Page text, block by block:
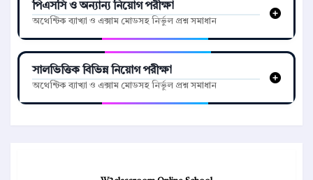
পিএসসি ও অন্যান্য নিয়োগ পরীক্ষা
অথেন্টিক ব্যাখ্যা ও এক্সাম মোডসহ নির্ভুল প্রশ্ন সমাধান
সালভিত্তিক বিভিন্ন নিয়োগ পরীক্ষা
অথেন্টিক ব্যাখ্যা ও এক্সাম মোডসহ নির্ভুল প্রশ্ন সমাধান